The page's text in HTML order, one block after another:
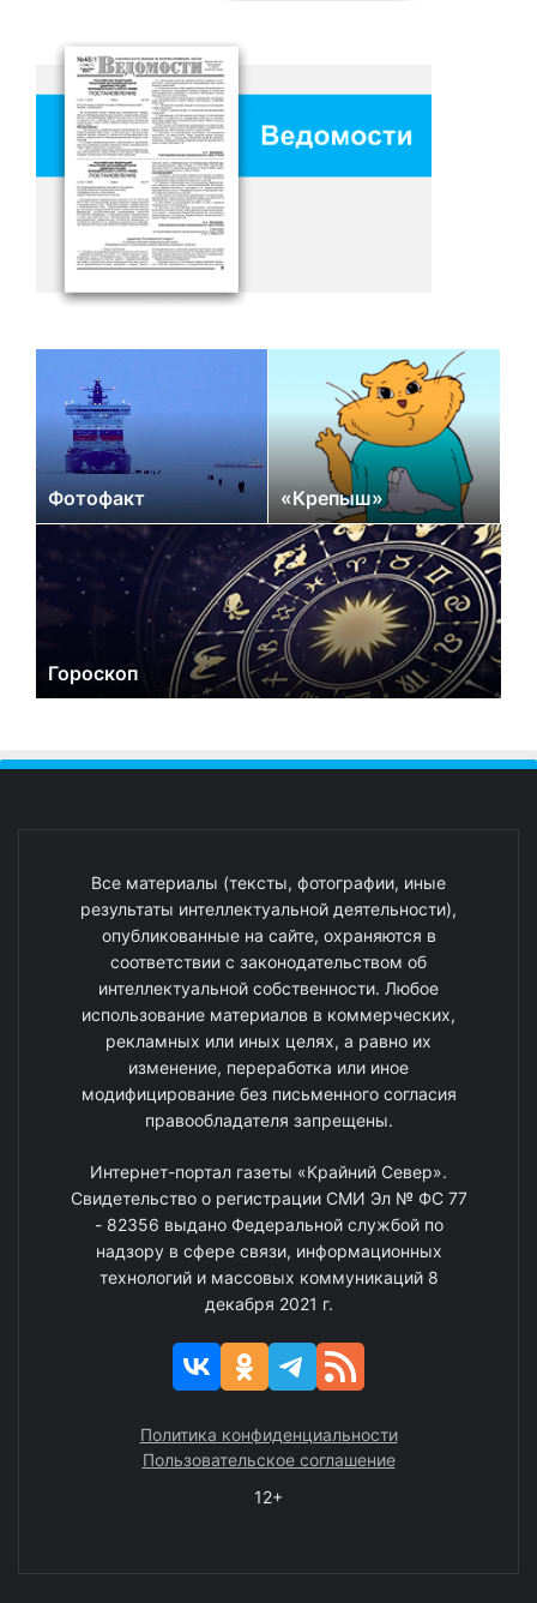
Фотофакт «Крепыш»
Гороскоп
Все материалы (тексты, фотографии, иные
результаты интеллектуальной деятельности),
опубликованные на сайте, охраняются в
соответствии с законодательством об
интеллектуальной собственности. Любое
использование материалов в коммерческих,
рекламных или иных целях, а равно их
изменение, переработка или иное
модифицирование без письменного согласия
правообладателя запрещены.
Интернет-портал газеты «Крайний Север».
Свидетельство о регистрации СМИ Эл № ФС 77
- 82356 выдано Федеральной службой по
надзору в сфере связи, информационных
технологий и массовых коммуникаций 8
декабря 2021 г.
Политика конфиденциальности
Пользовательское соглашение
12+